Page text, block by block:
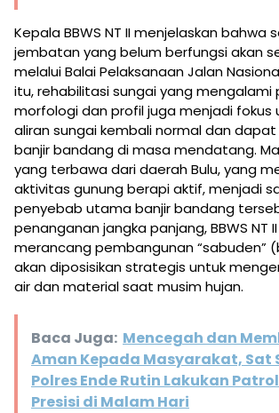
Kepala BBWS NT II menjelaskan bahwa
jembatan yang belum berfungsi akan
melalui Balai Pelaksanaan Jalan
itu, rehabilitasi sungai yang mengalami
morfologi dan profil juga menjadi
aliran sungai kembali normal dan
banjir bandang di masa mendatang.
yang terbawa dari daerah Bulu, yang
aktivitas gunung berapi aktif, menjadi
penyebab utama banjir bandang
penanganan jangka panjang, BBWS NT
merancang pembangunan “sabuden”
akan diposisikan strategis untuk
air dan material saat musim hujan.
Baca Juga: Mencegah dan
Aman Kepada Masyarakat, Sat
Polres Ende Rutin Lakukan
Presisi di Malam Hari